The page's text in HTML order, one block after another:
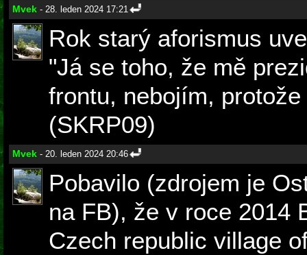
Mvek - 28. leden 2024 17:21
Rok starý aforismus
"Já se toho, že mě
frontu, nebojím,
(SKRP09)
Mvek - 20. leden 2024 20:46
Pobavilo (zdrojem je
na FB), že v roce 2014
Czech republic village